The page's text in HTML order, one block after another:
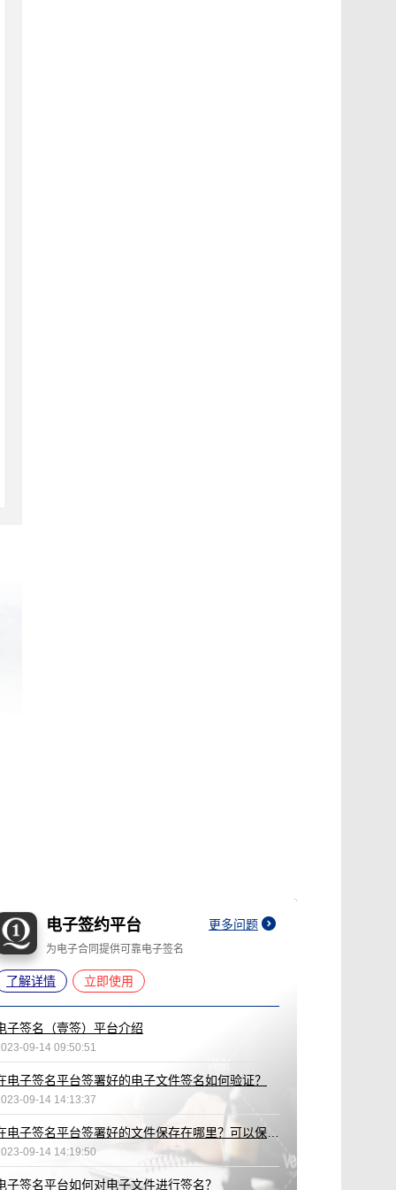
电子签约平台 更多问题
为电子合同提供可靠电子签名
了解详情 立即使用
子签名（壹签）平台介绍
09-14 09:50:51
电子签名平台签署好的电子文件签名如何验证？
09-14 14:13:37
09-14 14:19:50
子签名平台如何对电子文件进行签名？